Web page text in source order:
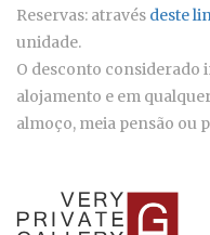
Reservas: através deste
unidade.
O desconto considerado
alojamento e em
almoço, meia pensão ou